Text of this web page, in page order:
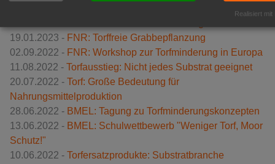
19.01.2023 - FNR: Torffreie Grabbepflanzung
02.09.2022 - FNR: Workshop zur Torfminderung in Europa
11.08.2022 - Torfausstieg: Nicht jedes Substrat geeignet
20.07.2022 - Torf: Große Bedeutung für
Nahrungsmittelproduktion
28.06.2022 - BMEL: Tagung zu Torfminderungskonzepten
13.06.2022 - BMEL: Schulwettbewerb "Weniger Torf, Moor
Schutz!"
10.06.2022 - Torfersatzprodukte: Substratbranche
Realisiert mit